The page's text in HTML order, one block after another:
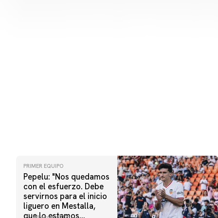
PRIMER EQUIPO
Pepelu: "Nos quedamos
con el esfuerzo. Debe
servirnos para el inicio
liguero en Mestalla,
que lo estamos